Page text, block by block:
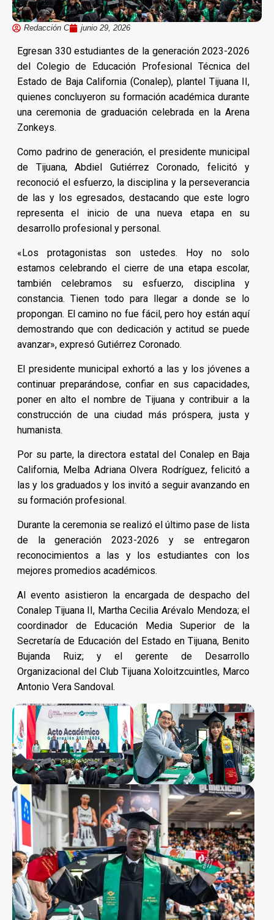
Redacción C junio 29, 2026
Egresan 330 estudiantes de la generación 2023-2026
del Colegio de Educación Profesional Técnica del
Estado de Baja California (Conalep), plantel Tijuana II,
quienes concluyeron su formación académica durante
una ceremonia de graduación celebrada en la Arena
Zonkeys.
Como padrino de generación, el presidente municipal
de Tijuana, Abdiel Gutiérrez Coronado, felicitó y
reconoció el esfuerzo, la disciplina y la perseverancia
de las y los egresados, destacando que este logro
representa el inicio de una nueva etapa en su
desarrollo profesional y personal.
«Los protagonistas son ustedes. Hoy no solo
estamos celebrando el cierre de una etapa escolar,
también celebramos su esfuerzo, disciplina y
constancia. Tienen todo para llegar a donde se lo
propongan. El camino no fue fácil, pero hoy están aquí
demostrando que con dedicación y actitud se puede
avanzar», expresó Gutiérrez Coronado.
El presidente municipal exhortó a las y los jóvenes a
continuar preparándose, confiar en sus capacidades,
poner en alto el nombre de Tijuana y contribuir a la
construcción de una ciudad más próspera, justa y
humanista.
Por su parte, la directora estatal del Conalep en Baja
California, Melba Adriana Olvera Rodríguez, felicitó a
las y los graduados y los invitó a seguir avanzando en
su formación profesional.
Durante la ceremonia se realizó el último pase de lista
de la generación 2023-2026 y se entregaron
reconocimientos a las y los estudiantes con los
mejores promedios académicos.
Al evento asistieron la encargada de despacho del
Conalep Tijuana II, Martha Cecilia Arévalo Mendoza; el
coordinador de Educación Media Superior de la
Secretaría de Educación del Estado en Tijuana, Benito
Bujanda Ruiz; y el gerente de Desarrollo
Organizacional del Club Tijuana Xoloitzcuintles, Marco
Antonio Vera Sandoval.